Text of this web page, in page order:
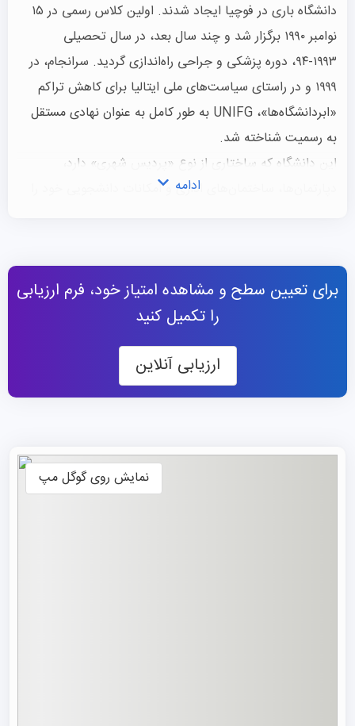
دانشگاه باری در فوچیا ایجاد شدند. اولین کلاس رسمی در ۱۵
نوامبر ۱۹۹۰ برگزار شد و چند سال بعد، در سال تحصیلی
۱۹۹۳-۹۴، دوره پزشکی و جراحی راه‌اندازی گردید. سرانجام، در
۱۹۹۹ و در راستای سیاست‌های ملی ایتالیا برای کاهش تراکم
«ابردانشگاه‌ها»، UNIFG به طور کامل به عنوان نهادی مستقل
به رسمیت شناخته شد.
این دانشگاه که ساختاری از نوع «پردیس شهری» دارد،
دپارتمان‌ها، ساختمان‌های اداری و امکانات دانشجویی خود را
غیرمتمرکز سبب شده که زندگی دانشجویی محدود به یک
محدوده خاص نباشد و در سراسر شهر جریان داشته باشد،
تجربه‌ای که برای علاقه‌مندان بهمهاجرت تحصیلی به ایتالیا
فرصتی خاص ایجاد می‌کند. UNIFG همچنین عنوان معتبر
Sole ۲۴ Ore دریافت کرده است، که نشانگر جایگاه برجسته آن
رنکینگ دانشگاه فوجیا
در رده‌بندی جهانی تایمز (Times Higher Education) سال
ادامه
برای تعیین سطح و مشاهده امتیاز خود، فرم ارزیابی
را تکمیل کنید
ارزیابی آنلاین
نمایش روی گوگل مپ